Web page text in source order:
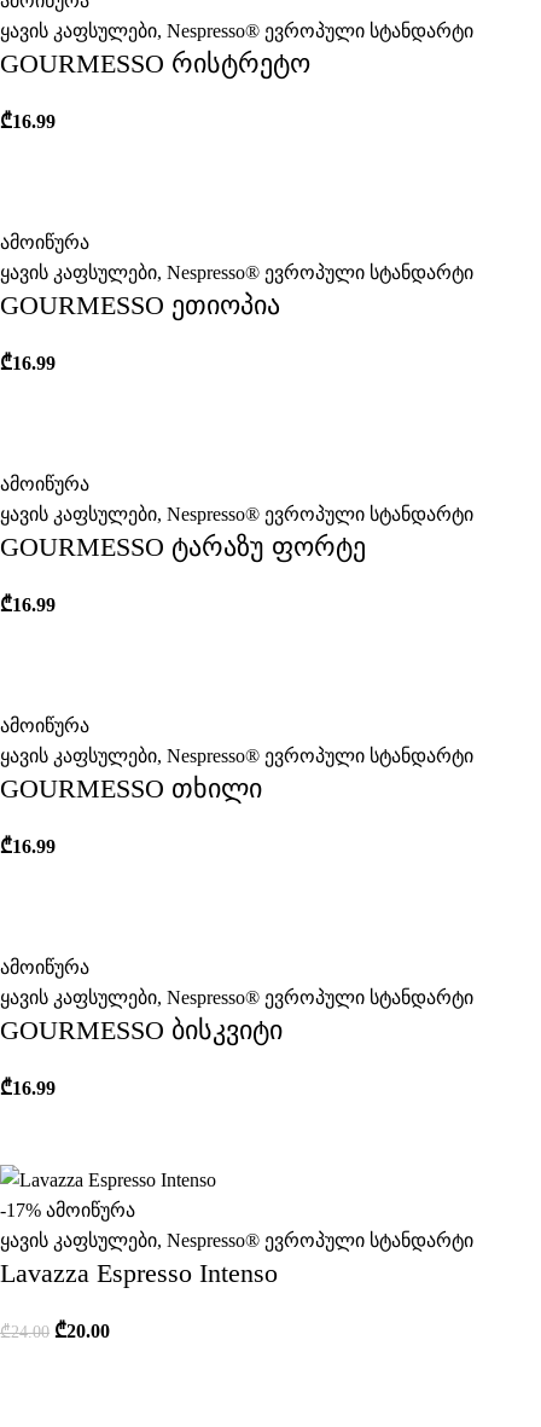
ყავის კაფსულები, Nespresso® ევროპული სტანდარტი
GOURMESSO რისტრეტო
₾16.99
ამოიწურა
ყავის კაფსულები, Nespresso® ევროპული სტანდარტი
GOURMESSO ეთიოპია
₾16.99
ამოიწურა
ყავის კაფსულები, Nespresso® ევროპული სტანდარტი
GOURMESSO ტარაზუ ფორტე
₾16.99
ამოიწურა
ყავის კაფსულები, Nespresso® ევროპული სტანდარტი
GOURMESSO თხილი
₾16.99
ამოიწურა
ყავის კაფსულები, Nespresso® ევროპული სტანდარტი
GOURMESSO ბისკვიტი
₾16.99
-17% ამოიწურა
ყავის კაფსულები, Nespresso® ევროპული სტანდარტი
Lavazza Espresso Intenso
₾24.00 ₾20.00